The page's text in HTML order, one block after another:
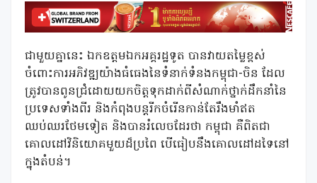
ជាមួយគ្នានេះ ឯកឧត្តមឯកអគ្គរដ្ឋទូត បានវាយតម្លៃខ្ពស់
ចំពោះការអភិវឌ្ឍយ៉ាងធំធេងនៃទំនាក់ទំនងកម្ពុជា-ចិន ដែល
ត្រូវបានពូនជ្រំដោយយកចិត្តទុកដាក់ពីសំណាក់ថ្នាក់ដឹកនាំនៃ
ប្រទេសទាំងពីរ និងកំពុងបន្តរីកចំរើនកាន់តែរឹងមាំឥត
ឈប់ឈរថែមទៀត និងបានរំលេចដែរថា កម្ពុជា គឺពិតជា
គោលដៅវិនិយោគមួយដ៏ប្រពៃ បើធៀបនឹងគោលដៅដទៃនៅ
ក្នុងតំបន់។